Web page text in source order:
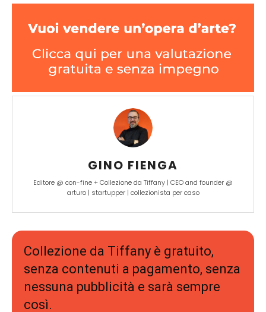
GINO FIENGA
Editore @ con-fine + Collezione da Tiffany | CEO and founder @
arturo | startupper | collezionista per caso
Collezione da Tiffany è gratuito,
senza contenuti a pagamento, senza
nessuna pubblicità e sarà sempre
così.